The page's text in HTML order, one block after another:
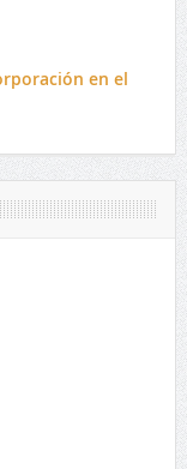
en el